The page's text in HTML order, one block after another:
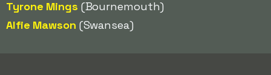
Tyrone Mings (Bournemouth)
Alfie Mawson (Swansea)